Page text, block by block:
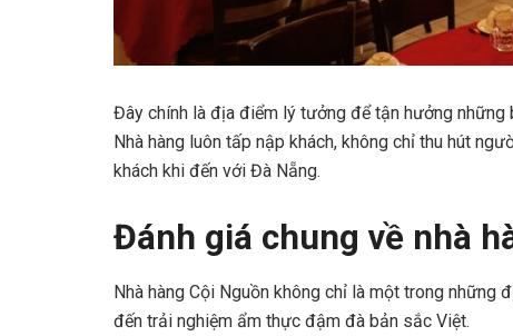
Đây chính là địa điểm lý tưởng để tận hưởng những
Nhà hàng luôn tấp nập khách, không chỉ thu hút
khách khi đến với Đà Nẵng.
Đánh giá chung về nhà
Nhà hàng Cội Nguồn không chỉ là một trong
đến trải nghiệm ẩm thực đậm đà bản sắc Việt.